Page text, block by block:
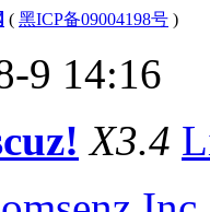
( 黑ICP备09004198号 )
9 14:16
X3.4